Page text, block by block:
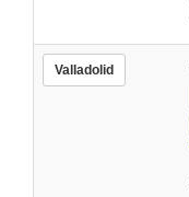
Valladolid